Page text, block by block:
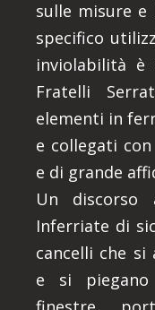
sulle misure e
specifico
inviolabilità è
Fratelli
elementi in
e collegati
e di grande
Un
Inferriate di
cancelli che
e si piegano